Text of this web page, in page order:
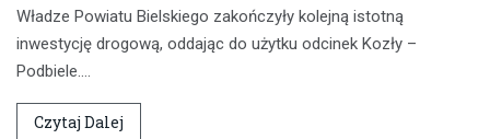
Władze Powiatu Bielskiego zakończyły kolejną istotną
inwestycję drogową, oddając do użytku odcinek Kozły –
Podbiele.…
Czytaj Dalej